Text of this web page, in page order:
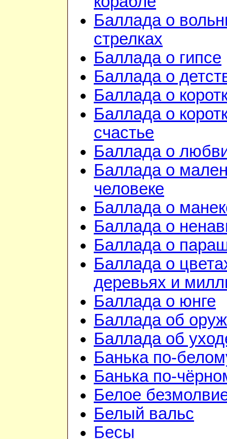
Баллада о
стрелках
Баллада о гипсе
Баллада о
Баллада о
Баллада о
счастье
Баллада о
Баллада о
человеке
Баллада о
Баллада о
Баллада о
Баллада о
деревьях и
Баллада о юнге
Баллада об
Баллада об
Банька по-
Банька по-
Белое
Белый вальс
Бесы